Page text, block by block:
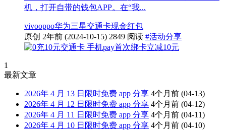
机，打开自带的钱包APP。在“我...
vivooppo华为三星交通卡现金红包
原创 2年前 (2024-10-15) 2849 阅读 #活动分享
1
最新文章
2026年 4 月 13 日限时免费 app 分享 4个月前 (04-13)
2026年 4 月 12 日限时免费 app 分享 4个月前 (04-12)
2026年 4 月 11 日限时免费 app 分享 4个月前 (04-11)
2026年 4 月 10 日限时免费 app 分享 4个月前 (04-10)